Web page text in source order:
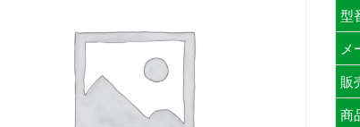
型
メ
販
商